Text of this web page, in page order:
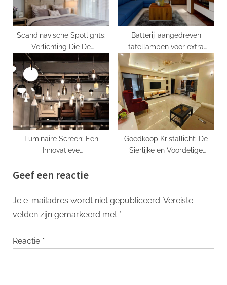
Scandinavische Spotlights:
Verlichting Die De
Schoonheid Van De Noordse
Stijl Benadrukt
Batterij-aangedreven
tafellampen voor extra
Luminaire Screen: Een
Innovatieve
Moderne Interieurs
Goedkoop Kristallicht: De
Sierlijke en Voordelige
Geef een reactie
Je e-mailadres wordt niet gepubliceerd. Vereiste
velden zijn gemarkeerd met *
Reactie *